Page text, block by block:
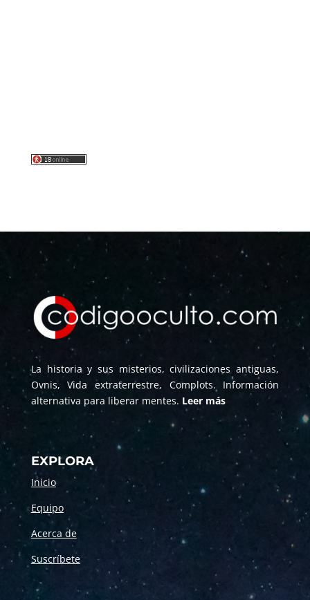
La historia y sus misterios, civilizaciones antiguas,
Ovnis, Vida extraterrestre, Complots. Información
alternativa para liberar mentes. Leer más
EXPLORA
Inicio
Equipo
Acerca de
Suscríbete